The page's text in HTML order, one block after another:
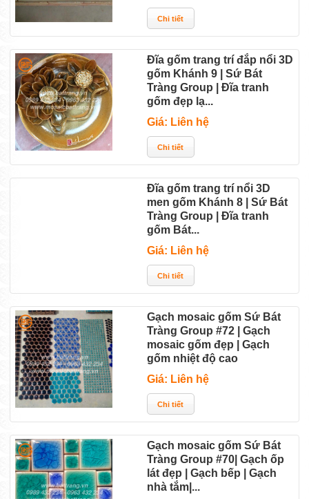
Đĩa gốm trang trí đắp nổi 3D
gốm Khánh 9 | Sứ Bát
Tràng Group | Đĩa tranh
gốm đẹp lạ...
Giá: Liên hệ
Đĩa gốm trang trí nổi 3D
men gốm Khánh 8 | Sứ Bát
Tràng Group | Đĩa tranh
gốm Bát...
Giá: Liên hệ
Gạch mosaic gốm Sứ Bát
Tràng Group #72 | Gạch
mosaic gốm đẹp | Gạch
gốm nhiệt độ cao
Giá: Liên hệ
Gạch mosaic gốm Sứ Bát
Tràng Group #70| Gạch ốp
lát đẹp | Gạch bếp | Gạch
nhà tắm|...